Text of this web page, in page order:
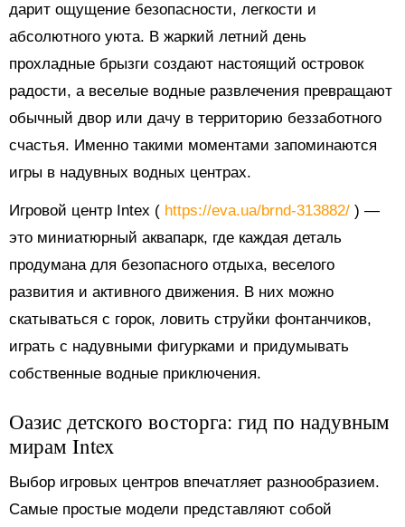
дарит ощущение безопасности, легкости и
абсолютного уюта. В жаркий летний день
прохладные брызги создают настоящий островок
радости, а веселые водные развлечения превращают
обычный двор или дачу в территорию беззаботного
счастья. Именно такими моментами запоминаются
игры в надувных водных центрах.
Игровой центр Intex ( https://eva.ua/brnd-313882/ ) —
это миниатюрный аквапарк, где каждая деталь
продумана для безопасного отдыха, веселого
развития и активного движения. В них можно
скатываться с горок, ловить струйки фонтанчиков,
играть с надувными фигурками и придумывать
собственные водные приключения.
Оазис детского восторга: гид по надувным
мирам Intex
Выбор игровых центров впечатляет разнообразием.
Самые простые модели представляют собой